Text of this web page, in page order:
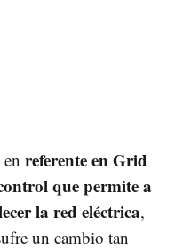
referente en Grid
que permite a
la red eléctrica,
un cambio tan